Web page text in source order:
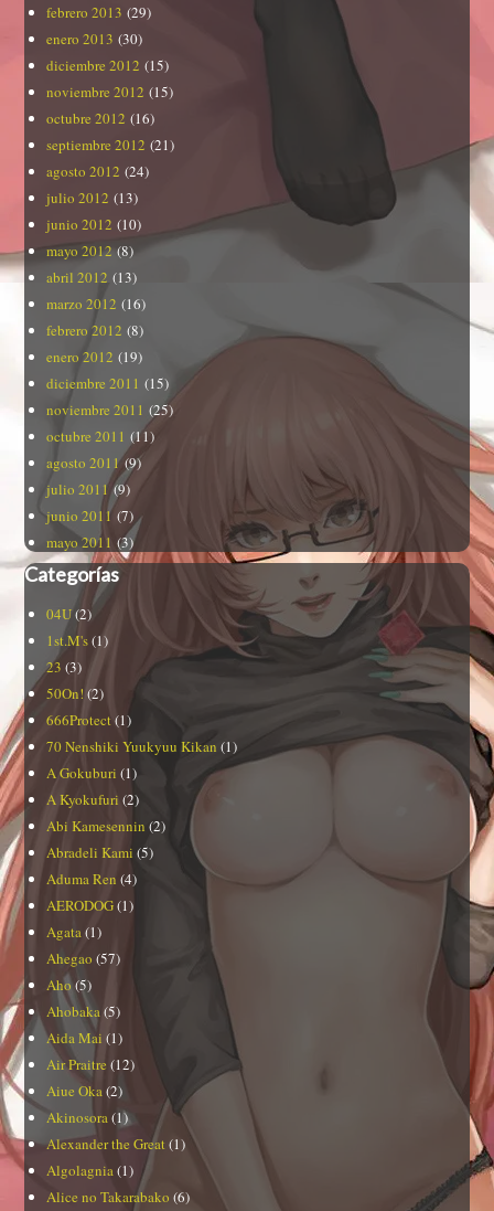
febrero 2013 (29)
enero 2013 (30)
diciembre 2012 (15)
noviembre 2012 (15)
octubre 2012 (16)
septiembre 2012 (21)
agosto 2012 (24)
julio 2012 (13)
junio 2012 (10)
mayo 2012(8)
abril 2012 (13)
marzo 2012 (16)
febrero 2012 (8)
enero 2012 (19)
diciembre 2011 (15)
noviembre 2011 (25)
octubre 2011 (11)
agosto 2011(9)
julio 2011(9)
junio 2011 (7)
mayo 2011 (3)
Categorías
04U(2)
1st.M's(1)
23 (3)
50On! (2)
666Protect (1)
70 Nenshiki Yuukyuu Kikan (1)
A Gokuburi (1)
A Kyokufuri (2)
Abi Kamesennin (2)
Abradeli Kami (5)
Aduma Ren (4)
AERODOG(1)
Agata (1)
Ahegao (57)
Aho(5)
Ahobaka (5)
Aida Mai (1)
Air Praitre (12)
Aiue Oka (2)
Akinosora (1)
Alexander the Great (1)
Algolagnia (1)
Alice no Takarabako (6)